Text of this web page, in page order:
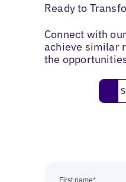
Ready to
Connect with
achieve similar
the